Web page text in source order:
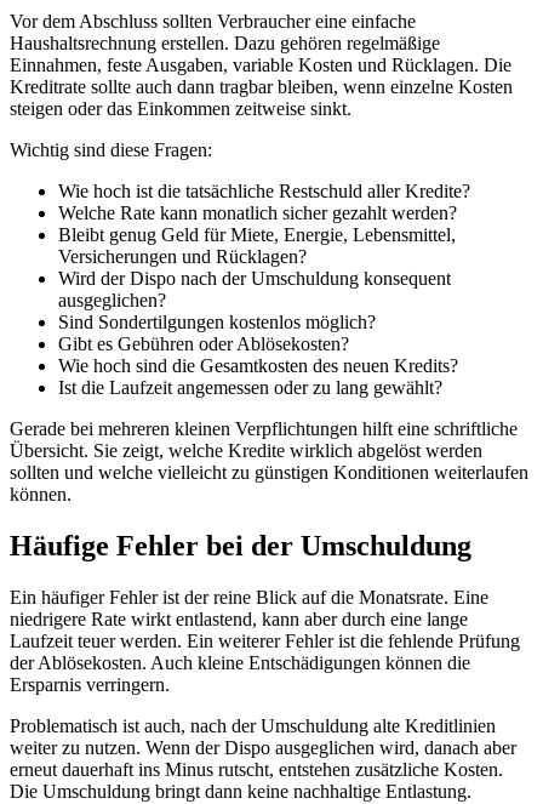
Vor dem Abschluss sollten Verbraucher eine einfache
Haushaltsrechnung erstellen. Dazu gehören regelmäßige
Einnahmen, feste Ausgaben, variable Kosten und Rücklagen. Die
Kreditrate sollte auch dann tragbar bleiben, wenn einzelne Kosten
steigen oder das Einkommen zeitweise sinkt.
Wichtig sind diese Fragen:
Wie hoch ist die tatsächliche Restschuld aller Kredite?
Welche Rate kann monatlich sicher gezahlt werden?
Bleibt genug Geld für Miete, Energie, Lebensmittel,
Versicherungen und Rücklagen?
Wird der Dispo nach der Umschuldung konsequent
ausgeglichen?
Sind Sondertilgungen kostenlos möglich?
Gibt es Gebühren oder Ablösekosten?
Wie hoch sind die Gesamtkosten des neuen Kredits?
Ist die Laufzeit angemessen oder zu lang gewählt?
Gerade bei mehreren kleinen Verpflichtungen hilft eine schriftliche
Übersicht. Sie zeigt, welche Kredite wirklich abgelöst werden
sollten und welche vielleicht zu günstigen Konditionen weiterlaufen
können.
Häufige Fehler bei der Umschuldung
Ein häufiger Fehler ist der reine Blick auf die Monatsrate. Eine
niedrigere Rate wirkt entlastend, kann aber durch eine lange
Laufzeit teuer werden. Ein weiterer Fehler ist die fehlende Prüfung
der Ablösekosten. Auch kleine Entschädigungen können die
Ersparnis verringern.
Problematisch ist auch, nach der Umschuldung alte Kreditlinien
weiter zu nutzen. Wenn der Dispo ausgeglichen wird, danach aber
erneut dauerhaft ins Minus rutscht, entstehen zusätzliche Kosten.
Die Umschuldung bringt dann keine nachhaltige Entlastung.